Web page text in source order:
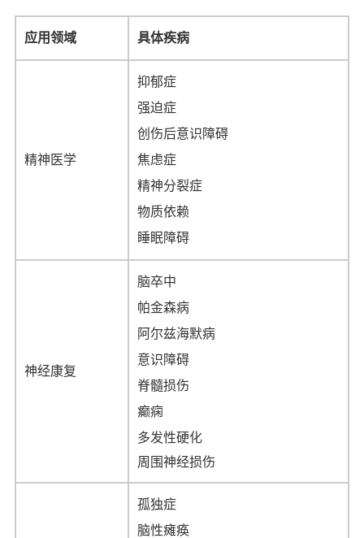
应用领域 具体疾病
精神医学
抑郁症
强迫症
创伤后意识障碍
焦虑症
精神分裂症
物质依赖
睡眠障碍
神经康复
脑卒中
帕金森病
阿尔兹海默病
意识障碍
脊髓损伤
癫痫
多发性硬化
周围神经损伤
孤独症
脑性瘫痪